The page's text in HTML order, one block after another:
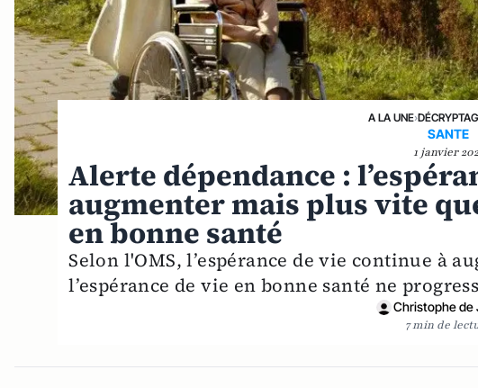
A LA UNE›
SANTE
1 janvier
Alerte dépendance :
augmenter mais plus vite
en bonne santé
Selon l'OMS, l’espérance de vie continue à
l’espérance de vie en bonne santé ne
Christophe de
7 min de